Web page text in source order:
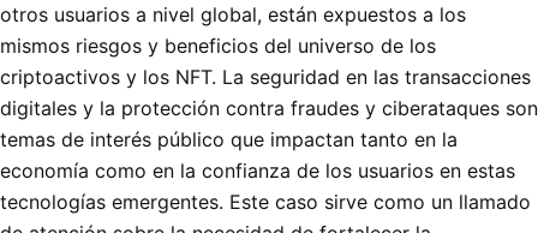
otros usuarios a nivel global, están expuestos a los
mismos riesgos y beneficios del universo de los
criptoactivos y los NFT. La seguridad en las transacciones
digitales y la protección contra fraudes y ciberataques son
temas de interés público que impactan tanto en la
economía como en la confianza de los usuarios en estas
tecnologías emergentes. Este caso sirve como un llamado